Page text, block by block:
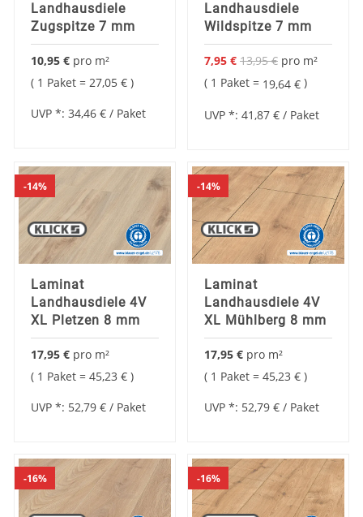
Landhausdiele
Zugspitze 7 mm
10,95 € pro m²
1 Paket = 27,05 €
UVP *: 34,46 € / Paket
Landhausdiele
Wildspitze 7 mm
7,95 € 13,95 € pro m²
1 Paket = Sonderangebot
19,64 €
UVP *: 41,87 € / Paket
14%
Laminat
Landhausdiele 4V
XL Pletzen 8 mm
17,95 € pro m²
1 Paket = 45,23 €
UVP *: 52,79 € / Paket
14%
Laminat
Landhausdiele 4V
XL Mühlberg 8 mm
17,95 € pro m²
1 Paket = 45,23 €
UVP *: 52,79 € / Paket
16% 16%